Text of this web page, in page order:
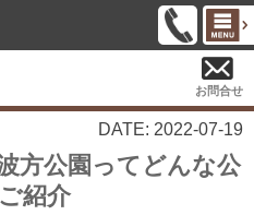
お問合せ
DATE: 2022-07-19
方公園ってどんな公
紹介